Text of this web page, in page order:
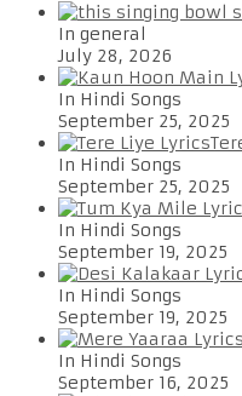
In general
July 28, 2026
In Hindi Songs
September 25, 2025
In Hindi Songs
September 25, 2025
In Hindi Songs
September 19, 2025
In Hindi Songs
September 19, 2025
In Hindi Songs
September 16, 2025